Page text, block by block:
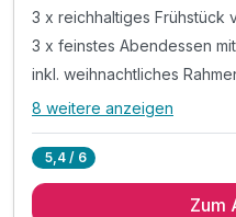
3 x reichhaltiges Frühstück
3 x feinstes Abendessen
inkl. weihnachtliches
Alle Inklusivleistungen
3 x reichhaltiges Frühstück
8 weitere anzeigen
5,4 / 6
Zum